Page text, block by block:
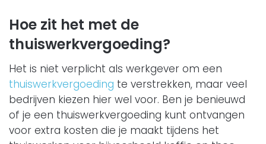
Hoe zit het met de
thuiswerkvergoeding?
Het is niet verplicht als werkgever om een
thuiswerkvergoeding te verstrekken, maar veel
bedrijven kiezen hier wel voor. Ben je benieuwd
of je een thuiswerkvergoeding kunt ontvangen
voor extra kosten die je maakt tijdens het